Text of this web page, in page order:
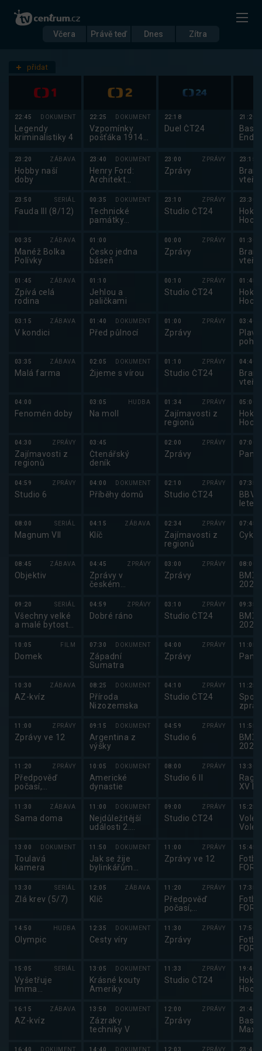
Včera Právě teď Dnes Zítra
Nastavení stanic
přidat
22:45 DOKUMENT
Legendy
kriminalistiky 4
23:20 ZÁBAVA
Hobby naší
doby
23:50 SERIÁL
Fauda III (8/12)
00:35 ZÁBAVA
Manéž Bolka
Polívky
01:45 ZÁBAVA
Zpívá celá
rodina
03:15 ZÁBAVA
V kondici
03:35 ZÁBAVA
Malá farma
04:00
Fenomén doby
04:30 ZPRÁVY
Zajímavosti z
regionů
04:59 ZPRÁVY
Studio 6
08:00 SERIÁL
Magnum VII
08:45 ZÁBAVA
Objektiv
09:20 SERIÁL
Všechny velké
a malé bytosti
10:05 FILM
Domek
10:30 ZÁBAVA
AZ-kvíz
11:00 ZPRÁVY
Zprávy ve 12
11:20 ZPRÁVY
Předpověď
počasí,
zprávy,
Události v
regionech plus
11:30 ZÁBAVA
Sama doma
13:00 DOKUMENT
Toulavá
kamera
13:30 SERIÁL
Zlá krev (5/7)
14:50 HUDBA
Olympic
15:05 SERIÁL
Vyšetřuje
Imma
16:15 ZÁBAVA
AZ-kvíz
16:40 DOKUMENT
22:25 DOKUMENT
Vzpomínky
pošťáka 1914 -
23:40 DOKUMENT
Henry Ford:
Architekt
století
00:35 DOKUMENT
Technické
památky
01:00
Česko jedna
báseň
01:10
Jehlou a
paličkami
01:40 DOKUMENT
Před půlnocí
02:05 DOKUMENT
Žijeme s vírou
03:05 HUDBA
Na moll
03:45
Čtenářský
deník
04:00 DOKUMENT
Příběhy domů
04:15 ZÁBAVA
Klíč
04:45 ZPRÁVY
Zprávy v
českém
jazyce
04:59 ZPRÁVY
Dobré ráno
07:30 DOKUMENT
Západní
Sumatra
08:25 DOKUMENT
Příroda
Nizozemska
09:15 DOKUMENT
Argentina z
výšky
10:05 DOKUMENT
Americké
dynastie
11:00 DOKUMENT
Nejdůležitější
události 2.
barvě II
11:50 DOKUMENT
Jak se žije
bylinkářům
Šandové
12:05 ZÁBAVA
Klíč
12:35 DOKUMENT
Cesty víry
13:05 DOKUMENT
Krásné kouty
Ameriky
13:50 DOKUMENT
Zázraky
techniky V
14:40 DOKUMENT
22:18
Duel ČT24
23:00 ZPRÁVY
Zprávy
23:10 ZPRÁVY
Studio ČT24
00:00 ZPRÁVY
Zprávy
00:10 ZPRÁVY
Studio ČT24
01:00 ZPRÁVY
Zprávy
01:10 ZPRÁVY
Studio ČT24
01:34 ZPRÁVY
Zajímavosti z
regionů
02:00 ZPRÁVY
Zprávy
02:10 ZPRÁVY
Studio ČT24
02:34 ZPRÁVY
Zajímavosti z
regionů
03:00 ZPRÁVY
Zprávy
03:10 ZPRÁVY
Studio ČT24
04:00 ZPRÁVY
Zprávy
04:10 ZPRÁVY
Studio ČT24
04:59 ZPRÁVY
Studio 6
08:00 ZPRÁVY
Studio 6 II
09:00 ZPRÁVY
Studio ČT24
11:00 ZPRÁVY
Zprávy ve 12
11:20 ZPRÁVY
Předpověď
počasí,
zprávy
11:30 ZPRÁVY
Zprávy
11:33 ZPRÁVY
Studio ČT24
12:00 ZPRÁVY
Zprávy
12:03 ZPRÁVY
21:20
23:15
23:30
01:30
01:45
03:40
04:40
05:00
07:00
07:35
BBV
07:45
08:00
2025
09:35
2025
11:05
11:25
11:55
2025
13:30
XV
15:25
15:45
17:35
17:50
19:40
21:40
Maxa
23:40